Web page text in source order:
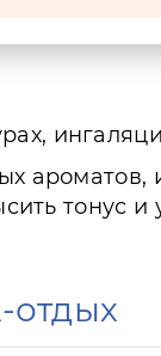
тонус и
отдых